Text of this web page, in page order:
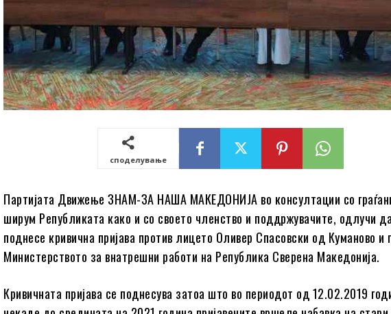
споделување
Партијата Движење ЗНАМ-ЗА НАША МАКЕДОНИЈА во консултации со
ширум Републиката како и со своето членство и поддржувачите, одлучи
поднесе кривична пријава против лицето Оливер Спасовски од Куманово и
Министерството за внатрешни работи на Република Сверена Македонија.
Кривичната пријава се поднесува затоа што во периодот од 12.02.2019